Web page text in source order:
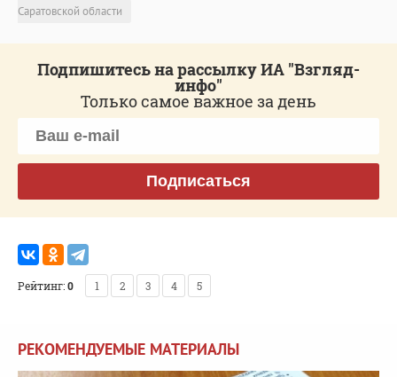
Саратовской области
Подпишитесь на рассылку ИА "Взгляд-
инфо"
Только самое важное за день
Подписаться
Рейтинг:0 1 2 3 4 5
РЕКОМЕНДУЕМЫЕ МАТЕРИАЛЫ